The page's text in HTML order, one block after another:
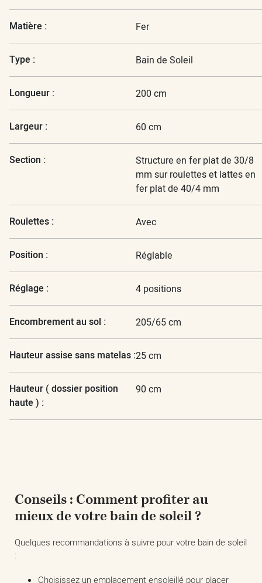
Matière : Fer
Type : Bain de Soleil
Longueur : 200 cm
Largeur : 60 cm
Section :
Structure en fer plat de 30/8
mm sur roulettes et lattes en
fer plat de 40/4 mm
Roulettes : Avec
Position : Réglable
Réglage : 4 positions
Encombrement au sol : 205/65 cm
Hauteur assise sans matelas :25 cm
Hauteur ( dossier position
haute ) :
90 cm
Conseils : Comment profiter au
mieux de votre bain de soleil ?
Quelques recommandations à suivre pour votre bain de soleil
:
Choisissez un emplacement ensoleillé pour placer